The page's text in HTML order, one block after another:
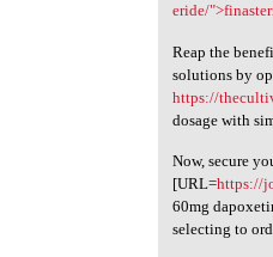
eride/
Reap the
solutions by
https://
dosage with
Now, secure
[URL=https://
60mg
selecting to